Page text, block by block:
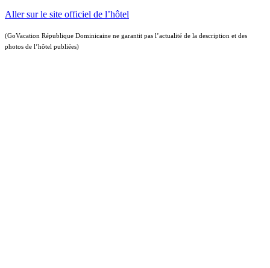
Aller sur le site officiel de l’hôtel
(GoVacation République Dominicaine ne garantit pas l’actualité de la description et des
photos de l’hôtel publiées)